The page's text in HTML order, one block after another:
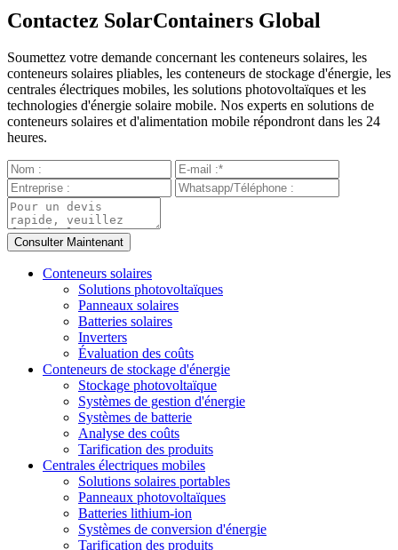
Contactez SolarContainers Global
Soumettez votre demande concernant les conteneurs solaires, les
conteneurs solaires pliables, les conteneurs de stockage d'énergie, les
centrales électriques mobiles, les solutions photovoltaïques et les
technologies d'énergie solaire mobile. Nos experts en solutions de
conteneurs solaires et d'alimentation mobile répondront dans les 24
heures.
Conteneurs solaires
Solutions photovoltaïques
Panneaux solaires
Batteries solaires
Inverters
Évaluation des coûts
Conteneurs de stockage d'énergie
Stockage photovoltaïque
Systèmes de gestion d'énergie
Systèmes de batterie
Analyse des coûts
Tarification des produits
Centrales électriques mobiles
Solutions solaires portables
Panneaux photovoltaïques
Batteries lithium-ion
Systèmes de conversion d'énergie
Tarification des produits